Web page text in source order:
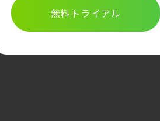
無料トライアル